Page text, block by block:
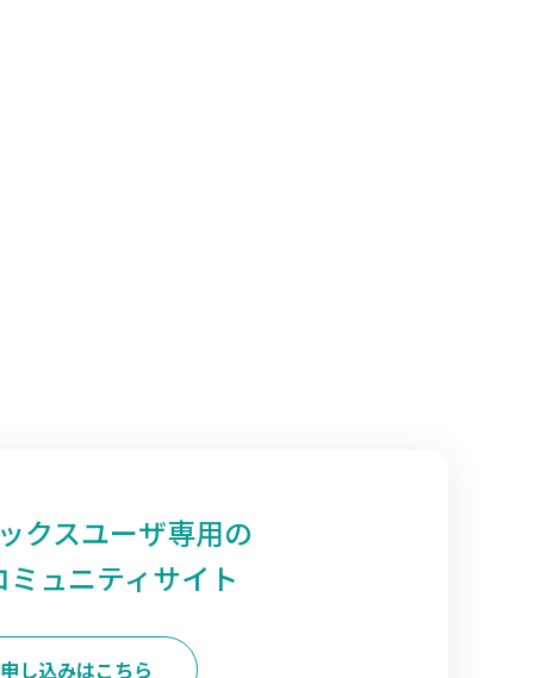
クスユーザ専用の
ュニティサイト
し込みはこちら